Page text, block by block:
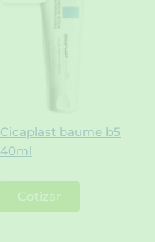
Cicaplast baume b5
40ml
Cotizar